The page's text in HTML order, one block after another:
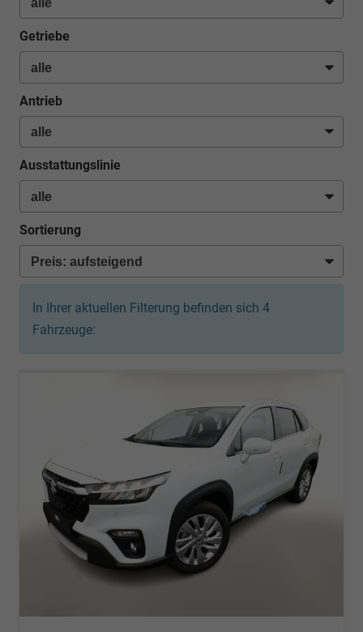
Getriebe
Antrieb
Ausstattungslinie
Sortierung
In Ihrer aktuellen Filterung befinden sich 4
Fahrzeuge: